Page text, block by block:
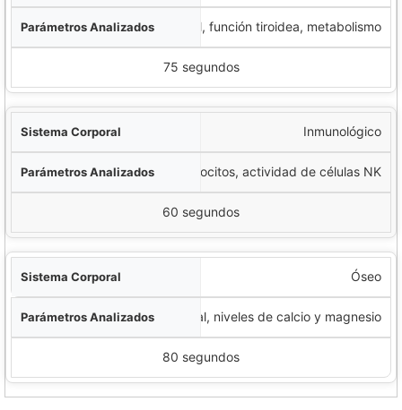
Balance hormonal, función tiroidea, metabolismo
75 segundos
Inmunológico
Recuento de linfocitos, actividad de células NK
60 segundos
Óseo
Densidad mineral, niveles de calcio y magnesio
80 segundos